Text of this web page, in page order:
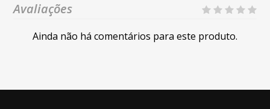
Avaliações
Ainda não há comentários para este produto.